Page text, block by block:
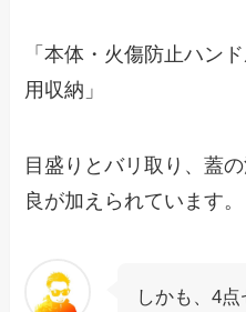
「本体・火傷防止ハン
用収納」
目盛りとバリ取り、蓋
良が加えられています。
しかも、4